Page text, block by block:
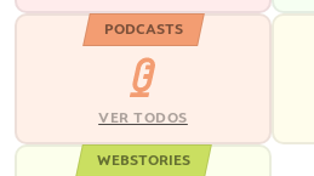
PODCASTS
VER TODOS
WEBSTORIES